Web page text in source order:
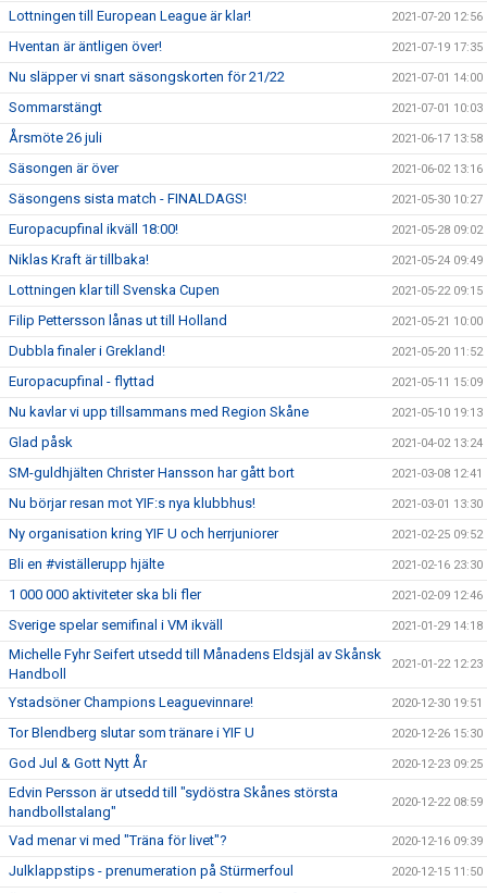
Lottningen till European League är klar! 2021-07-20 12:56
Hventan är äntligen över! 2021-07-19 17:35
Nu släpper vi snart säsongskorten för 21/22 2021-07-01 14:00
Sommarstängt 2021-07-01 10:03
Årsmöte 26 juli 2021-06-17 13:58
Säsongen är över 2021-06-02 13:16
Säsongens sista match - FINALDAGS! 2021-05-30 10:27
Europacupfinal ikväll 18:00! 2021-05-28 09:02
Niklas Kraft är tillbaka! 2021-05-24 09:49
Lottningen klar till Svenska Cupen 2021-05-22 09:15
Filip Pettersson lånas ut till Holland 2021-05-21 10:00
Dubbla finaler i Grekland! 2021-05-20 11:52
Europacupfinal - flyttad 2021-05-11 15:09
Nu kavlar vi upp tillsammans med Region Skåne 2021-05-10 19:13
Glad påsk 2021-04-02 13:24
SM-guldhjälten Christer Hansson har gått bort 2021-03-08 12:41
Nu börjar resan mot YIF:s nya klubbhus! 2021-03-01 13:30
Ny organisation kring YIF U och herrjuniorer 2021-02-25 09:52
Bli en #viställerupp hjälte 2021-02-16 23:30
1 000 000 aktiviteter ska bli fler 2021-02-09 12:46
Sverige spelar semifinal i VM ikväll 2021-01-29 14:18
Michelle Fyhr Seifert utsedd till Månadens Eldsjäl av Skånsk
Handboll
2021-01-22 12:23
Ystadsöner Champions Leaguevinnare! 2020-12-30 19:51
Tor Blendberg slutar som tränare i YIF U 2020-12-26 15:30
God Jul & Gott Nytt År 2020-12-23 09:25
Edvin Persson är utsedd till "sydöstra Skånes största
handbollstalang"
2020-12-22 08:59
Vad menar vi med "Träna för livet"? 2020-12-16 09:39
Julklappstips - prenumeration på Stürmerfoul 2020-12-15 11:50